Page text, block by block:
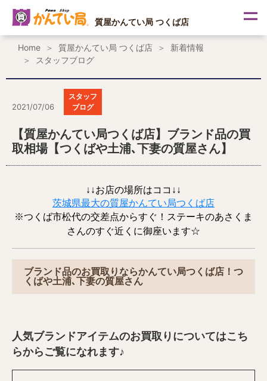
ス
質屋かんてい局 つくば店
Home 質屋かんてい局 つくば店
新着情報
スタッフブログ
2021/07/06
スタッフ
ブログ
【質屋かんてい局つくば店】ブランド品の買
取相場【つくばや土浦､下妻の質屋さん】
↓↓お店の場所はココ↓↓
茨城県最大の質屋かんてい局つくば店
※つくば市松代の交差点からすぐ！ステーキのあさくま
さんのすぐ近くに御座います☆
ブランド品のお買取りならかんてい局つくば店！つ
くばや土浦､下妻の質屋さん
人気ブランドアイテムのお買取りについてはこち
らからご覧になれます♪